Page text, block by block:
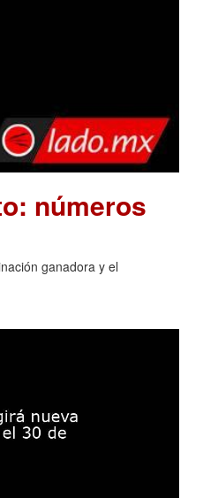
números
ganadora y el